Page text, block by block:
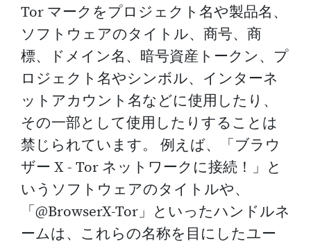
Tor マークをプロジェクト名や製品名、
ソフトウェアのタイトル、商号、商
標、ドメイン名、暗号資産トークン、プ
ロジェクト名やシンボル、インターネ
ットアカウント名などに使用したり、
その一部として使用したりすることは
禁じられています。 例えば、「ブラウ
ザー X - Tor ネットワークに接続！」と
いうソフトウェアのタイトルや、
「@BrowserX-Tor」といったハンドルネ
ームは、これらの名称を目にしたユー